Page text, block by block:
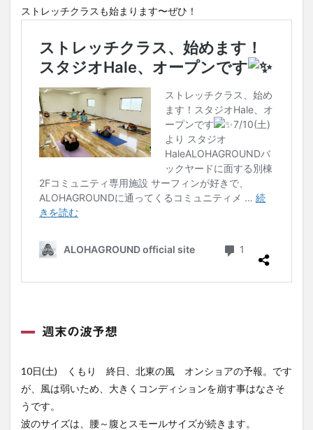
ストレッチクラスも始まります〜ぜひ！
週末の波予想
10日(土) くもり 終日、北東の風 オンショアの予報。です
が、風は弱いため、大きくコンディションを崩す事はなさそ
うです。
波のサイズは、腰～腹とスモールサイズが続きます。